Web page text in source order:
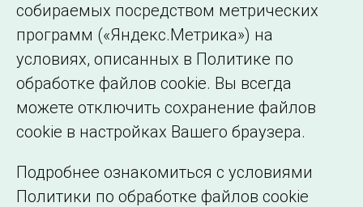
собираемых посредством метрических
программ («Яндекс.Метрика») на
условиях, описанных в Политике по
обработке файлов cookie. Вы всегда
можете отключить сохранение файлов
cookie в настройках Вашего браузера.
Подробнее ознакомиться с условиями
Политики по обработке файлов cookie